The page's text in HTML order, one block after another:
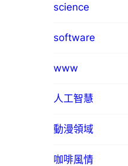
science
software
www
人工智慧
動漫領域
咖啡風情